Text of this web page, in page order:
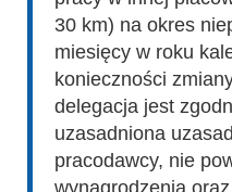
30 km) na okres
miesięcy w roku
konieczności
delegacja jest
uzasadniona
pracodawcy, nie
wynagrodzenia